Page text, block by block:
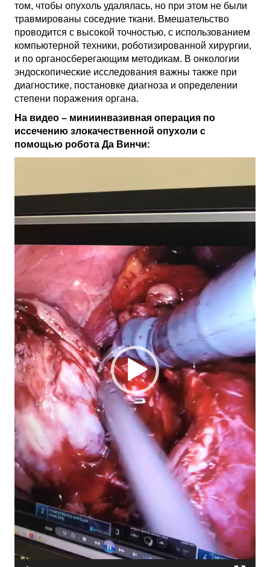
том, чтобы опухоль удалялась, но при этом не были
травмированы соседние ткани. Вмешательство
проводится с высокой точностью, с использованием
компьютерной техники, роботизированной хирургии,
и по органосберегающим методикам. В онкологии
эндоскопические исследования важны также при
диагностике, постановке диагноза и определении
степени поражения органа.
На видео – миниинвазивная операция по
иссечению злокачественной опухоли с
помощью робота Да Винчи: